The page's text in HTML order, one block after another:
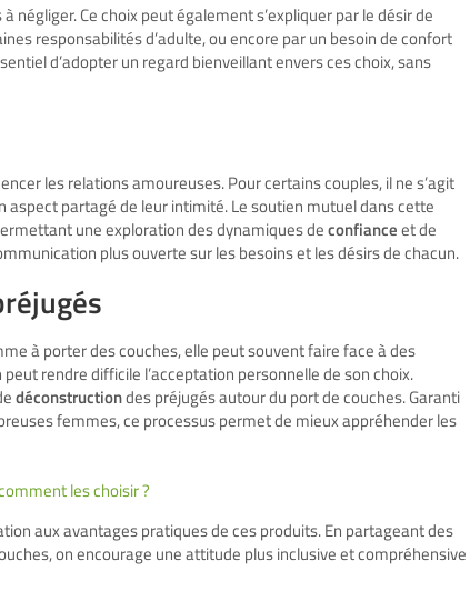
négliger. Ce choix peut également s’expliquer par le désir de
responsabilités d’adulte, ou encore par un besoin de confort
d’adopter un regard bienveillant envers ces choix, sans
les relations amoureuses. Pour certains couples, il ne s’agit
aspect partagé de leur intimité. Le soutien mutuel dans cette
une exploration des dynamiques deconfianceet de
plus ouverte sur les besoins et les désirs de chacun.
à porter des couches, elle peut souvent faire face à des
rendre difficile l’acceptation personnelle de son choix.
déconstructiondes préjugés autour du port de couches. Garanti
femmes, ce processus permet de mieux appréhender les
les choisir ?
aux avantages pratiques de ces produits. En partageant des
on encourage une attitude plus inclusive et compréhensive